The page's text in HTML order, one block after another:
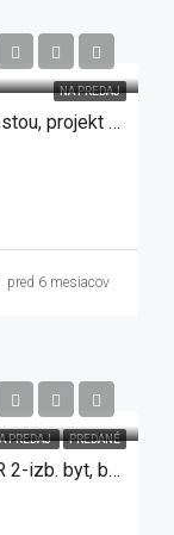
NA PREDAJ
Lukratívny SP so samostatnou príj.cestou, projekt RD, 990 m2
pred 6 mesiacov
PREDAJ PREDANÉ
PREDANÉ ! NOVOSTAVBA MEANDER 2-izb. byt, balkón, lódžia, zariadený